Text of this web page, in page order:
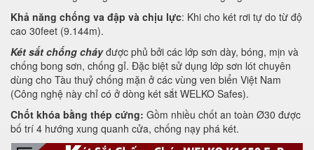
Khả năng chống va đập và chịu lực: Khi cho két rơi tự do từ độ
cao 30feet (9.144m).
Két sắt chống cháyđược phủ bởi các lớp sơn dày, bóng, mịn và
chống bong sơn, chống gỉ. Đặc biệt sử dụng lớp sơn lót chuyên
dùng cho Tàu thuỷ chống mặn ở các vùng ven biển Việt Nam
(Công nghệ này chỉ có ở dòng két sắt WELKO Safes).
Chốt khóa bằng thép cứng: Gồm nhiều chốt an toàn Ø30 được
bố trí 4 hướng xung quanh cửa, chống nạy phá két.